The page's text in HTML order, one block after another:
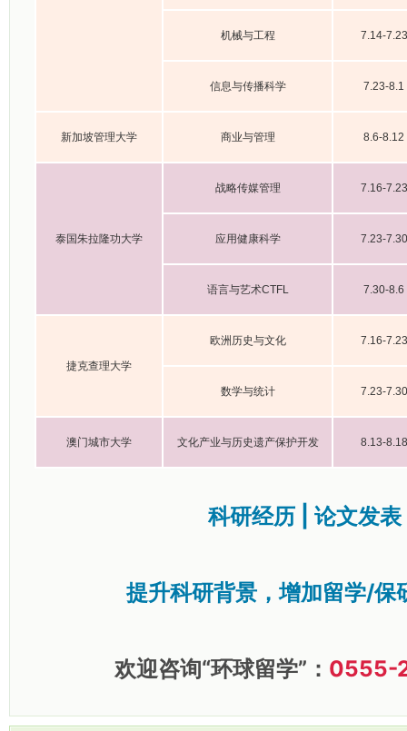
机械与工程 7.14-7.23
信息与传播科学 7.23-8.1
新加坡管理大学 商业与管理 8.6-8.12
泰国朱拉隆功大学
战略传媒管理 7.16-7.23
应用健康科学 7.23-7.30
语言与艺术CTFL 7.30-8.6
捷克查理大学
欧洲历史与文化 7.16-7.23
数学与统计 7.23-7.30
澳门城市大学 文化产业与历史遗产保护开发 8.13-8.18
科研经历 | 论文发表
提升科研背景，增加留学/保
欢迎咨询“环球留学”： 0555-